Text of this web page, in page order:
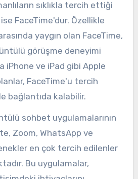
sıklıkla tercih ettiği
FaceTime'dur. Özellikle
yaygın olan FaceTime,
görüşme deneyimi
iPhone ve iPad gibi Apple
FaceTime'u tercih
bağlantıda kalabilir.
sohbet uygulamalarının
Zoom, WhatsApp ve
en çok tercih edilenler
Bu uygulamalar,